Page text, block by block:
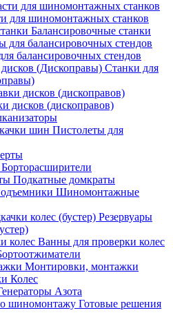
для шиномонтажных станков
Балансировочные станки
балансировочных стендов
Станки для
дисков (дископравов)
Пистолеты для
Борторасширители
Подкатные домкраты
Шиномонтажные
Резервуары
Ванны для проверки колес
Монтировки, монтажки
Колес
Азота
Готовые решения